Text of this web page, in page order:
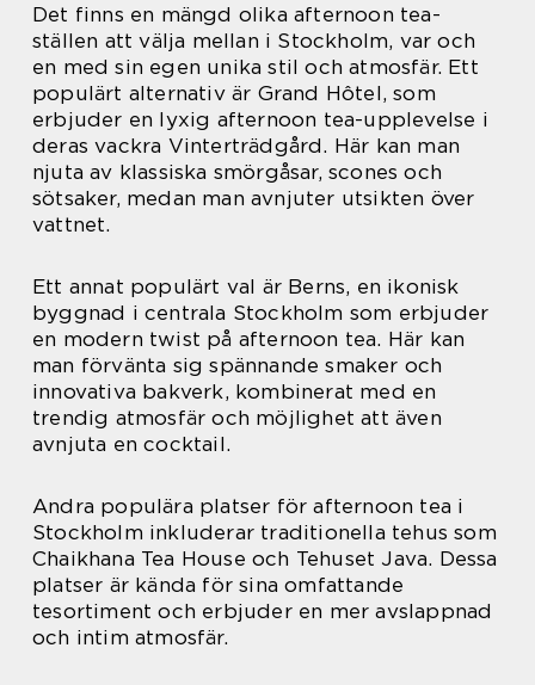
Det finns en mängd olika afternoon tea-
ställen att välja mellan i Stockholm, var och
en med sin egen unika stil och atmosfär. Ett
populärt alternativ är Grand Hôtel, som
erbjuder en lyxig afternoon tea-upplevelse i
deras vackra Vinterträdgård. Här kan man
njuta av klassiska smörgåsar, scones och
sötsaker, medan man avnjuter utsikten över
vattnet.
Ett annat populärt val är Berns, en ikonisk
byggnad i centrala Stockholm som erbjuder
en modern twist på afternoon tea. Här kan
man förvänta sig spännande smaker och
innovativa bakverk, kombinerat med en
trendig atmosfär och möjlighet att även
avnjuta en cocktail.
Andra populära platser för afternoon tea i
Stockholm inkluderar traditionella tehus som
Chaikhana Tea House och Tehuset Java. Dessa
platser är kända för sina omfattande
tesortiment och erbjuder en mer avslappnad
och intim atmosfär.